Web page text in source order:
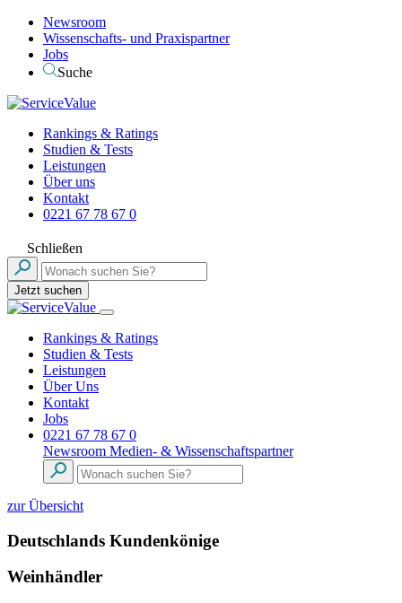
Newsroom
Wissenschafts- und Praxispartner
Jobs
Suche
Rankings & Ratings
Studien & Tests
Leistungen
Über uns
Kontakt
0221 67 78 67 0
Schließen
Jetzt suchen
Rankings & Ratings
Studien & Tests
Leistungen
Über Uns
Kontakt
Jobs
0221 67 78 67 0
Newsroom Medien- & Wissenschaftspartner
zur Übersicht
Deutschlands Kundenkönige
Weinhändler